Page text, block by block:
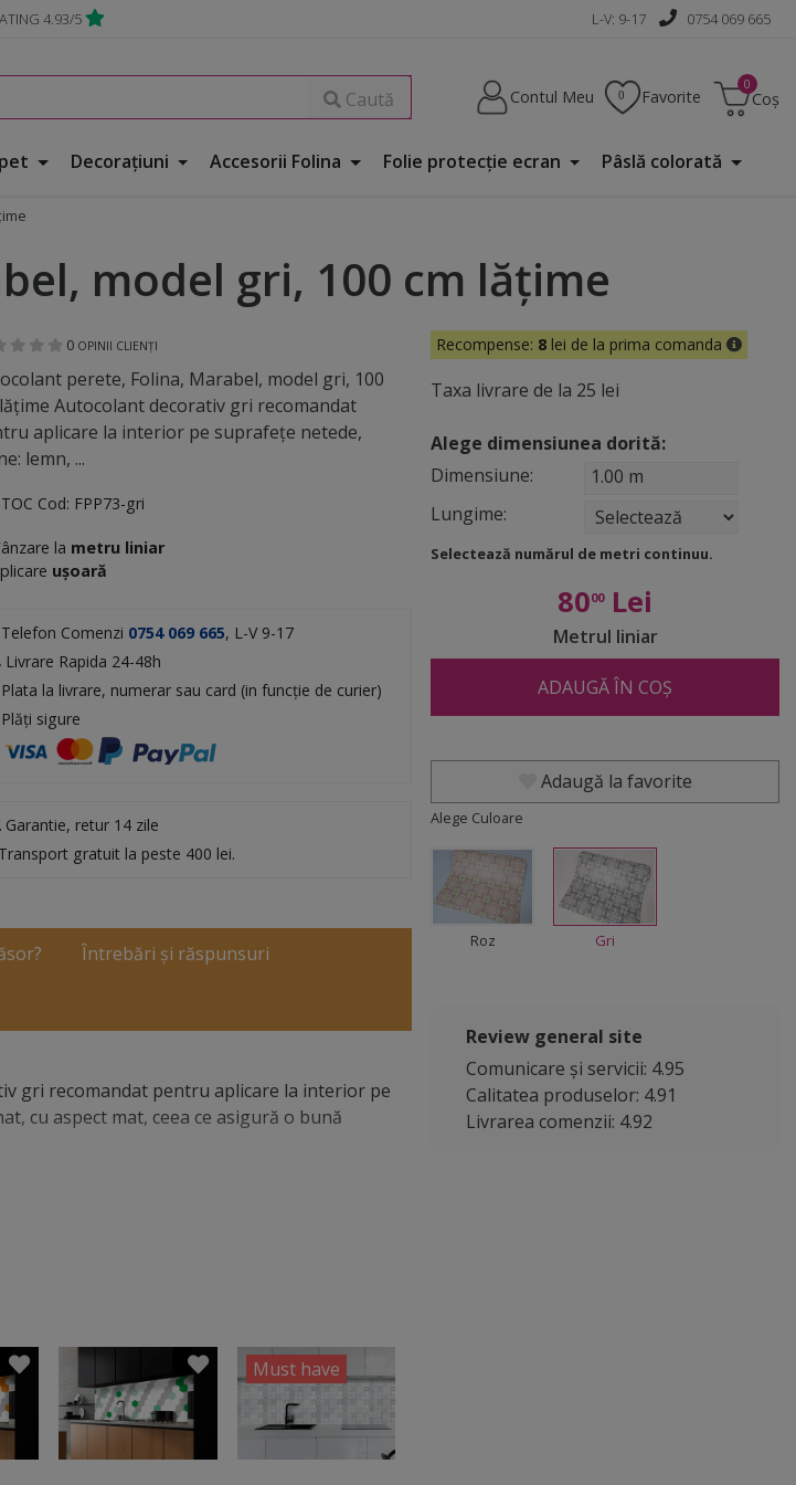
4.93/5 L-V: 9-17 0754 069 665
Caută Contul Meu Favorite Coș
Decorațiuni Accesorii Folina Folie protecţie ecran Pâslă colorată
model gri, 100 cm lăţime
0 OPINII CLIENȚI
perete, Folina, Marabel, model gri, 100
Autocolant decorativ gri recomandat
aplicare la interior pe suprafeţe netede,
lemn, ...
Cod: FPP73-gri
la metru liniar
ușoară
Telefon Comenzi 0754 069 665, L-V 9-17
Livrare Rapida 24-48h
Plata la livrare, numerar sau card (in funcție de curier)
Plăți sigure
Garantie, retur 14 zile
Transport gratuit la peste 400 lei.
Întrebări și răspunsuri
gri recomandat pentru aplicare la interior pe
cu aspect mat, ceea ce asigură o bună
Must have
Recompense: 8 lei de la prima comanda
Taxa livrare de la 25 lei
Alege dimensiunea dorită:
Dimensiune:
1.00 m
Lungime:
Selectează numărul de metri continuu.
8000Lei
Metrul liniar
ADAUGĂ ÎN COȘ
Adaugă la favorite
Alege Culoare
Roz Gri
Review general site
Comunicare și servicii: 4.95
Calitatea produselor: 4.91
Livrarea comenzii: 4.92